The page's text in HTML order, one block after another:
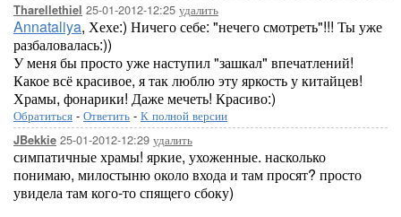
Tharellethiel 25-01-2012-12:25 удалить
Annataliya, Хехе:) Ничего себе: "нечего смотреть"!!! Ты уже
разбаловалась:))
У меня бы просто уже наступил "зашкал" впечатлений!
Какое всё красивое, я так люблю эту яркость у китайцев!
Храмы, фонарики! Даже мечеть! Красиво:)
Обратиться - Ответить - К полной версии
JBekkie 25-01-2012-12:29 удалить
симпатичные храмы! яркие, ухоженные. насколько
понимаю, милостыню около входа и там просят? просто
увидела там кого-то спящего сбоку)